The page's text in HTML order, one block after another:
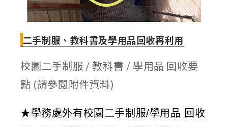
二手制服、教科書及學用品回收再利用
校園二手制服 / 教科書 / 學用品 回收要
點 (請參閱附件資料)
★學務處外有校園二手制服/學用品 回收